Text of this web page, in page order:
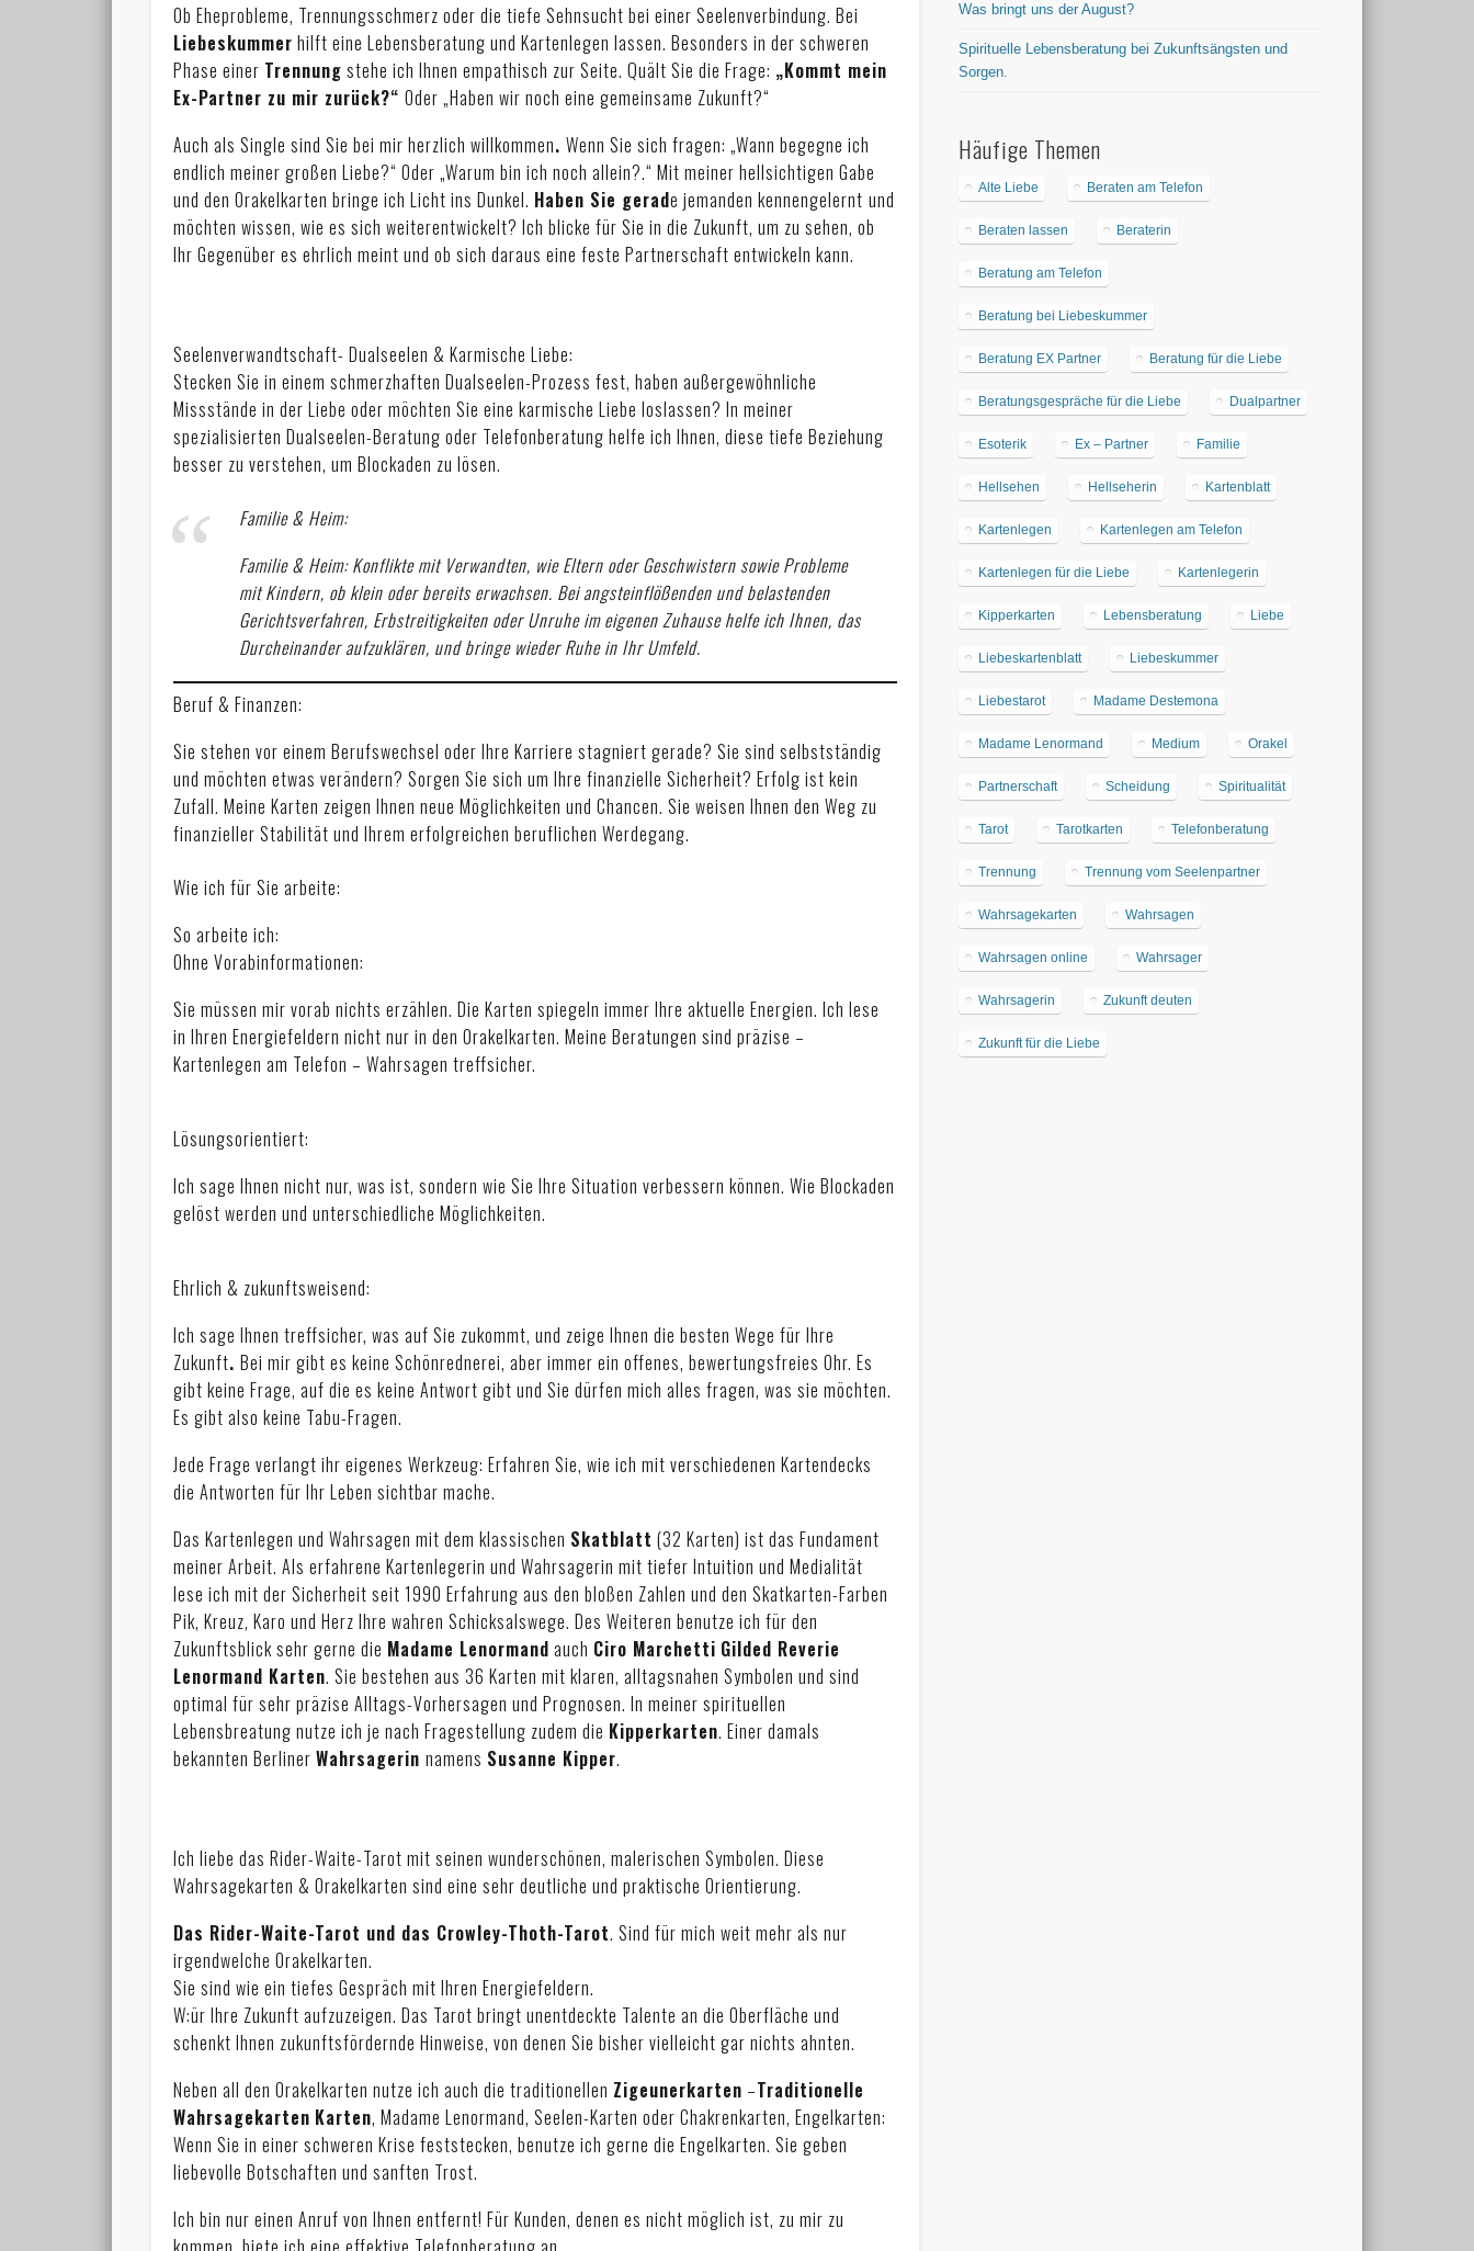
Ob Eheprobleme, Trennungsschmerz oder die tiefe Sehnsucht bei einer Seelenverbindung. Bei
Liebeskummer hilft eine Lebensberatung und Kartenlegen lassen. Besonders in der schweren
Phase einer Trennung stehe ich Ihnen empathisch zur Seite. Quält Sie die Frage: „Kommt mein
Ex-Partner zu mir zurück?“Oder „Haben wir noch eine gemeinsame Zukunft?“
Auch als Single sind Sie bei mir herzlich willkommen.Wenn Sie sich fragen: „Wann begegne ich
endlich meiner großen Liebe?“ Oder „Warum bin ich noch allein?.“ Mit meiner hellsichtigen Gabe
und den Orakelkarten bringe ich Licht ins Dunkel. Haben Sie gerade jemanden kennengelernt und
möchten wissen, wie es sich weiterentwickelt? Ich blicke für Sie in die Zukunft, um zu sehen, ob
Ihr Gegenüber es ehrlich meint und ob sich daraus eine feste Partnerschaft entwickeln kann.
Seelenverwandtschaft- Dualseelen & Karmische Liebe:
Stecken Sie in einem schmerzhaften Dualseelen-Prozess fest, haben außergewöhnliche
Missstände in der Liebe oder möchten Sie eine karmische Liebe loslassen? In meiner
spezialisierten Dualseelen-Beratung oder Telefonberatung helfe ich Ihnen, diese tiefe Beziehung
besser zu verstehen, um Blockaden zu lösen.
Familie & Heim:
Familie & Heim: Konflikte mit Verwandten, wie Eltern oder Geschwistern sowie Probleme
mit Kindern, ob klein oder bereits erwachsen. Bei angsteinflößenden und belastenden
Gerichtsverfahren, Erbstreitigkeiten oder Unruhe im eigenen Zuhause helfe ich Ihnen, das
Durcheinander aufzuklären, und bringe wieder Ruhe in Ihr Umfeld.
Beruf & Finanzen:
Sie stehen vor einem Berufswechsel oder Ihre Karriere stagniert gerade? Sie sind selbstständig
und möchten etwas verändern? Sorgen Sie sich um Ihre finanzielle Sicherheit? Erfolg ist kein
Zufall. Meine Karten zeigen Ihnen neue Möglichkeiten und Chancen. Sie weisen Ihnen den Weg zu
finanzieller Stabilität und Ihrem erfolgreichen beruflichen Werdegang.
Wie ich für Sie arbeite:
So arbeite ich:
Ohne Vorabinformationen:
Sie müssen mir vorab nichts erzählen. Die Karten spiegeln immer Ihre aktuelle Energien. Ich lese
in Ihren Energiefeldern nicht nur in den Orakelkarten. Meine Beratungen sind präzise –
Kartenlegen am Telefon – Wahrsagen treffsicher.
Lösungsorientiert:
Ich sage Ihnen nicht nur, was ist, sondern wie Sie Ihre Situation verbessern können. Wie Blockaden
gelöst werden und unterschiedliche Möglichkeiten.
Ehrlich & zukunftsweisend:
Ich sage Ihnen treffsicher, was auf Sie zukommt, und zeige Ihnen die besten Wege für Ihre
Zukunft.Bei mir gibt es keine Schönrednerei, aber immer ein offenes, bewertungsfreies Ohr. Es
gibt keine Frage, auf die es keine Antwort gibt und Sie dürfen mich alles fragen, was sie möchten.
Es gibt also keine Tabu-Fragen.
Jede Frage verlangt ihr eigenes Werkzeug: Erfahren Sie, wie ich mit verschiedenen Kartendecks
die Antworten für Ihr Leben sichtbar mache.
Das Kartenlegen und Wahrsagen mit dem klassischen Skatblatt (32 Karten) ist das Fundament
meiner Arbeit. Als erfahrene Kartenlegerin und Wahrsagerin mit tiefer Intuition und Medialität
lese ich mit der Sicherheit seit 1990 Erfahrung aus den bloßen Zahlen und den Skatkarten-Farben
Pik, Kreuz, Karo und Herz Ihre wahren Schicksalswege. Des Weiteren benutze ich für den
Zukunftsblick sehr gerne die Madame Lenormand auch Ciro Marchetti Gilded Reverie
Lenormand Karten. Sie bestehen aus 36 Karten mit klaren, alltagsnahen Symbolen und sind
optimal für sehr präzise Alltags-Vorhersagen und Prognosen. In meiner spirituellen
Lebensbreatung nutze ich je nach Fragestellung zudem die Kipperkarten. Einer damals
bekannten BerlinerWahrsagerinnamens Susanne Kipper.
Ich liebe das Rider-Waite-Tarot mit seinen wunderschönen, malerischen Symbolen. Diese
Wahrsagekarten & Orakelkarten sind eine sehr deutliche und praktische Orientierung.
Das Rider-Waite-Tarot und das Crowley-Thoth-Tarot. Sind für mich weit mehr als nur
irgendwelche Orakelkarten.
Sie sind wie ein tiefes Gespräch mit Ihren Energiefeldern.
W:ür Ihre Zukunft aufzuzeigen. Das Tarot bringt unentdeckte Talente an die Oberfläche und
schenkt Ihnen zukunftsfördernde Hinweise, von denen Sie bisher vielleicht gar nichts ahnten.
Neben all den Orakelkarten nutze ich auch die traditionellen Zigeunerkarten –Traditionelle
Wahrsagekarten Karten, Madame Lenormand, Seelen-Karten oder Chakrenkarten, Engelkarten:
Wenn Sie in einer schweren Krise feststecken, benutze ich gerne die Engelkarten. Sie geben
liebevolle Botschaften und sanften Trost.
Ich bin nur einen Anruf von Ihnen entfernt! Für Kunden, denen es nicht möglich ist, zu mir zu
Was bringt uns der August?
Spirituelle Lebensberatung bei Zukunftsängsten und
Sorgen.
Häufige Themen
Alte Liebe Beraten am Telefon
Beraten lassen Beraterin
Beratung am Telefon
Beratung bei Liebeskummer
Beratung EX Partner Beratung für die Liebe
Beratungsgespräche für die Liebe Dualpartner
Esoterik Ex – Partner Familie
Hellsehen Hellseherin Kartenblatt
Kartenlegen Kartenlegen am Telefon
Kartenlegen für die Liebe Kartenlegerin
Kipperkarten Lebensberatung Liebe
Liebeskartenblatt Liebeskummer
Liebestarot Madame Destemona
Madame Lenormand Medium Orakel
Partnerschaft Scheidung Spiritualität
Tarot Tarotkarten Telefonberatung
Trennung Trennung vom Seelenpartner
Wahrsagekarten Wahrsagen
Wahrsagen online Wahrsager
Wahrsagerin Zukunft deuten
Zukunft für die Liebe